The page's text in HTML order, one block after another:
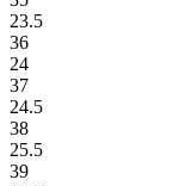
23.5
36
24
37
24.5
38
25.5
39